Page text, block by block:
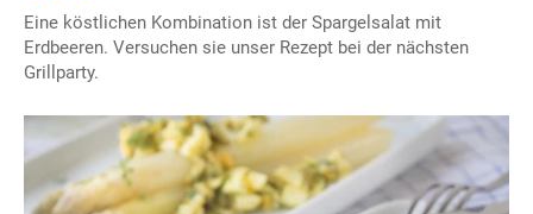
Eine köstlichen Kombination ist der Spargelsalat mit
Erdbeeren. Versuchen sie unser Rezept bei der nächsten
Grillparty.